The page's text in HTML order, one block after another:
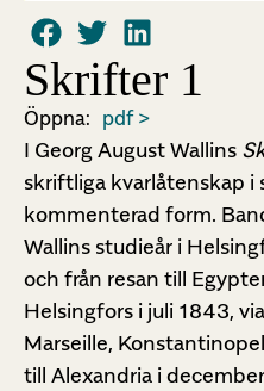
Skrifter 1
Öppna: pdf >
I Georg August Wallins
skriftliga kvarlåtenskap
kommenterad form.
Wallins studieår i
och från resan till
Helsingfors i juli 1843,
Marseille,
till Alexandria i